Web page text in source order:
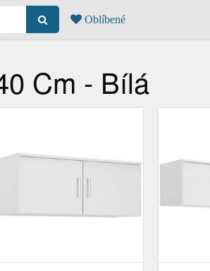
Oblíbené
Cm - Bílá